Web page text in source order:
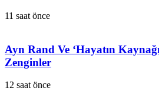
11 saat önce
Ayn Rand Ve ‘Hayatın
Zenginler
12 saat önce